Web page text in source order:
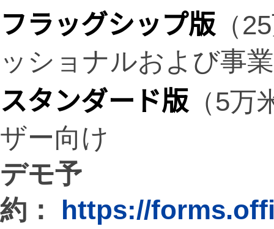
フラッグシップ版（
ッショナルおよび事
スタンダード版（5万
ザー向け
デモ予
約：
https://